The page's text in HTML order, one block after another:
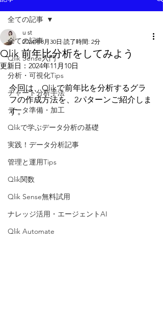
全ての記事
Qlik Sense入門
分析・可視化Tips
チャート分析手法
データ準備・加工
Qlikで学ぶデータ分析の基礎
実践！データ分析記事
管理と運用Tips
Qlik関数
Qlik Sense無料試用
ナレッジ活用・エージェントAI
Qlik Automate
全ての記事
Qlik 前年比分析をしてみよう
u st
2024年8月30日 読了時間: 2分
更新日： 2024年11月10日
今回は、Qlikで前年比を分析するグラ
フの作成方法を、2パターンご紹介しま
す。